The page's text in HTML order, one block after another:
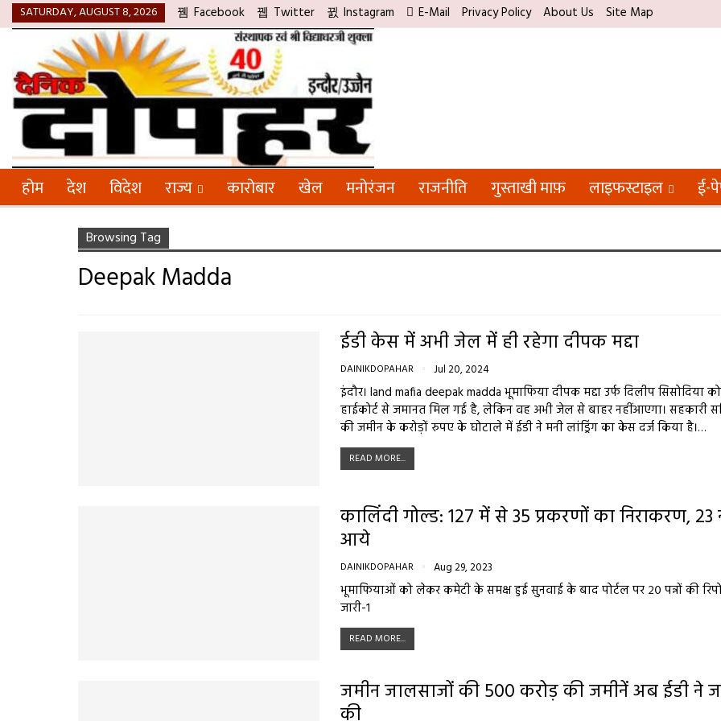
SATURDAY, AUGUST 8, 2026 Facebook Twitter Instagram E-Mail Privacy Policy About Us Site Map
होम देश विदेश राज्य कारोबार खेल मनोरंजन राजनीति गुस्ताखी माफ़ लाइफस्टाइल ई-
Browsing Tag
Deepak Madda
ईडी केस में अभी जेल में ही रहेगा दीपक मद्दा
DAINIKDOPAHAR Jul 20, 2024
इंदौर। land mafia deepak madda भूमाफिया दीपक मद्दा उर्फ दिलीप सिसोदिया को
हाईकोर्ट से जमानत मिल गई है, लेकिन वह अभी जेल से बाहर नहींआएगा। सहकारी
की जमीन के करोड़ों रुपए के घोटाले में ईडी ने मनी लांड्रिंग का केस दर्ज किया है।…
READ MORE...
कालिंदी गोल्ड: 127 में से 35 प्रकरणों का निराकरण, 23
आये
DAINIKDOPAHAR Aug 29, 2023
भूमाफियाओं को लेकर कमेटी के समक्ष हुई सुनवाई के बाद पोर्टल पर २० पन्नों की
जारी-१
READ MORE...
जमीन जालसाजों की 500 करोड़ की जमीनें अब ईडी ने